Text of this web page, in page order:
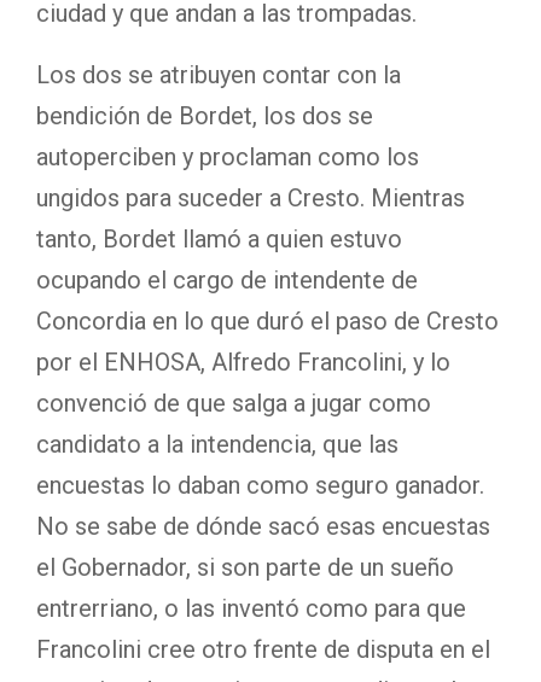
ciudad y que andan a las trompadas.
Los dos se atribuyen contar con la
bendición de Bordet, los dos se
autoperciben y proclaman como los
ungidos para suceder a Cresto. Mientras
tanto, Bordet llamó a quien estuvo
ocupando el cargo de intendente de
Concordia en lo que duró el paso de Cresto
por el ENHOSA, Alfredo Francolini, y lo
convenció de que salga a jugar como
candidato a la intendencia, que las
encuestas lo daban como seguro ganador.
No se sabe de dónde sacó esas encuestas
el Gobernador, si son parte de un sueño
entrerriano, o las inventó como para que
Francolini cree otro frente de disputa en el